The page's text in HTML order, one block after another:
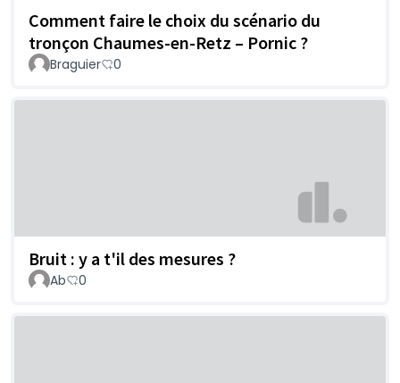
Comment faire le choix du scénario du
tronçon Chaumes-en-Retz – Pornic ?
Braguier 0
Bruit : y a t'il des mesures ?
Ab 0